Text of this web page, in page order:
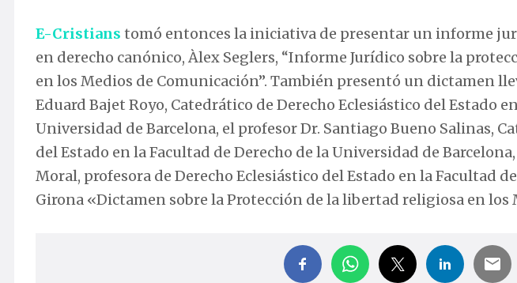
E-Cristians tomó entonces la iniciativa de presentar un informe
en derecho canónico, Àlex Seglers, “Informe Jurídico sobre la
en los Medios de Comunicación”. También presentó un dictamen
Eduard Bajet Royo, Catedrático de Derecho Eclesiástico del Estado
Universidad de Barcelona, el profesor Dr. Santiago Bueno Salinas,
del Estado en la Facultad de Derecho de la Universidad de
Moral, profesora de Derecho Eclesiástico del Estado en la Facultad
Girona «Dictamen sobre la Protección de la libertad religiosa en los